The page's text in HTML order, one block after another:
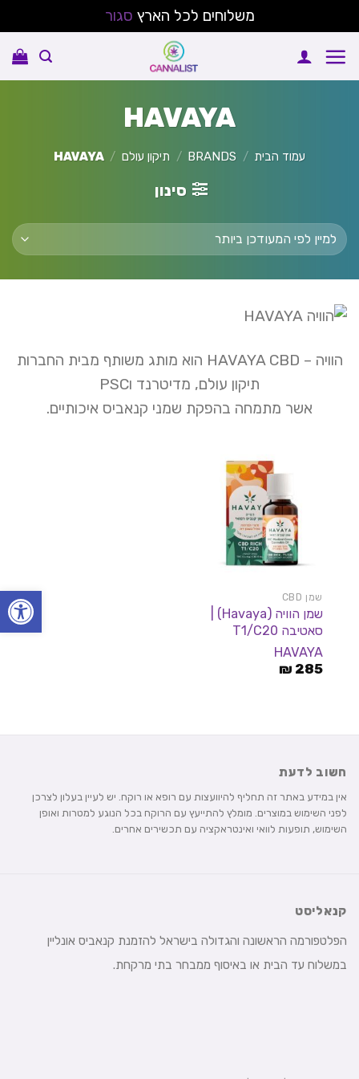
פתח
משלוחים לכל הארץ סגור
to
HAVAYA
עמוד הבית /
BRANDS
/ תיקון עולם /
HAVAYA
סינון
הוויה – HAVAYA CBD הוא מותג משותף מבית החברות
תיקון עולם, מדיטרנד וPSC
אשר מתמחה בהפקת שמני קנאביס איכותיים.
שמן CBD
שמן הוויה (Havaya) |
סאטיבה T1/C20
HAVAYA
285
₪
חשוב לדעת
אין במידע באתר זה תחליף להיוועצות עם רופא או רוקח. יש לעיין בעלון לצרכן
לפני השימוש במוצרים. מומלץ להתייעץ עם הרוקח בכל הנוגע למטרות ואופן
השימוש, תופעות לוואי ואינטראקציה עם תכשירים אחרים.
קנאליסט
הפלטפורמה הראשונה והגדולה בישראל להזמנת קנאביס אונליין
במשלוח עד הבית או באיסוף ממבחר בתי מרקחת.